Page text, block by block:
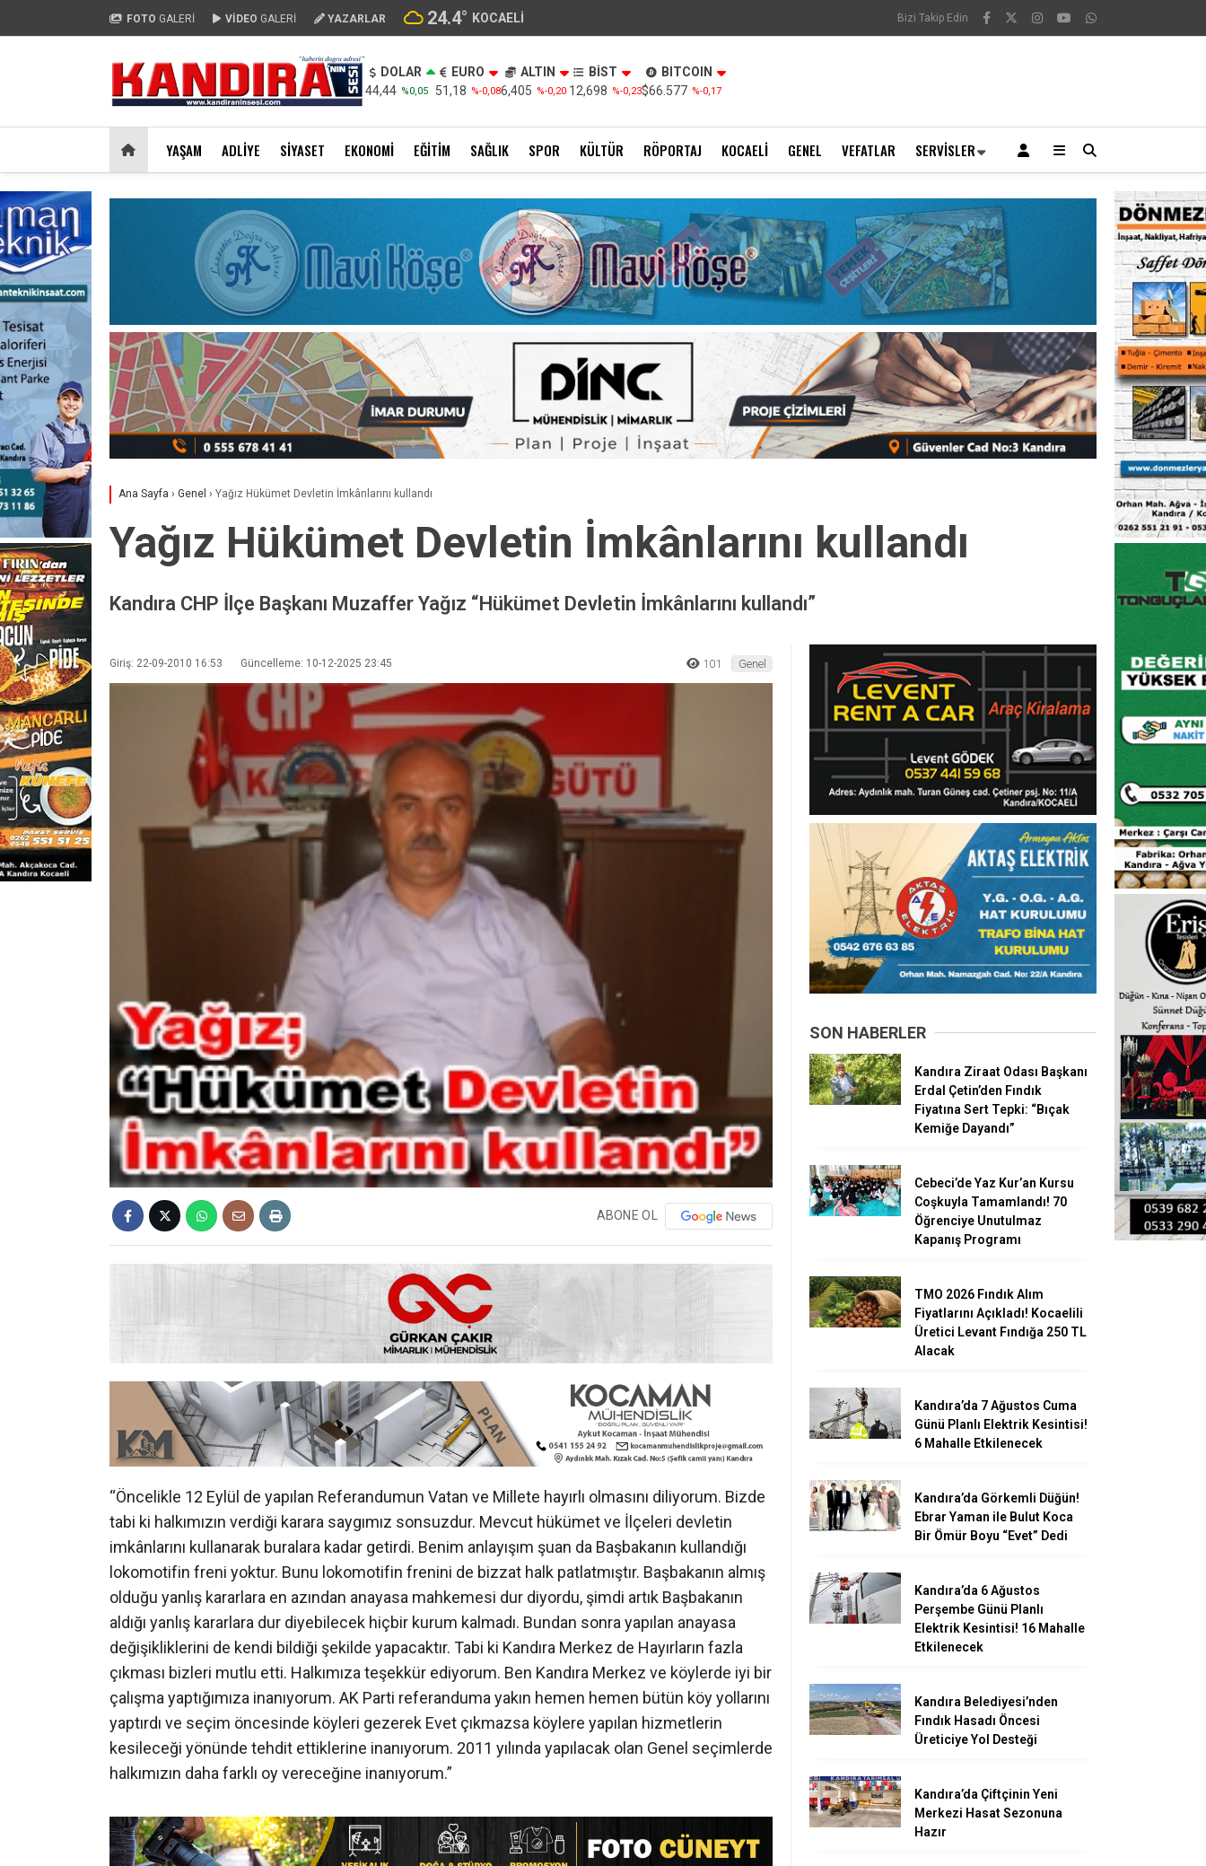
FOTO GALERİ VİDEO GALERİ YAZARLAR 24.4° KOCAELI Bizi Takip Edin
DOLAR
44,44 %0,05
EURO
51,18 %-0,08
ALTIN
6,405 %-0,20
BİST
12,698 %-0,23
BITCOIN
$66.577 %-0,17
YAŞAM ADLIYE SIYASET EKONOMI EĞITIM SAĞLIK SPOR KÜLTÜR RÖPORTAJ KOCAELI GENEL VEFATLAR SERVISLER
Ana Sayfa › Genel › Yağız Hükümet Devletin İmkânlarını kullandı
Yağız Hükümet Devletin İmkânlarını kullandı
Kandıra CHP İlçe Başkanı Muzaffer Yağız “Hükümet Devletin İmkânlarını kullandı”
Giriş: 22-09-2010 16:53 Güncelleme: 10-12-2025 23:45 101 Genel
ABONE OL
“Öncelikle 12 Eylül de yapılan Referandumun Vatan ve Millete hayırlı olmasını diliyorum. Bizde
tabi ki halkımızın verdiği karara saygımız sonsuzdur. Mevcut hükümet ve İlçeleri devletin
imkânlarını kullanarak buralara kadar getirdi. Benim anlayışım şuan da Başbakanın kullandığı
lokomotifin freni yoktur. Bunu lokomotifin frenini de bizzat halk patlatmıştır. Başbakanın almış
olduğu yanlış kararlara en azından anayasa mahkemesi dur diyordu, şimdi artık Başbakanın
aldığı yanlış kararlara dur diyebilecek hiçbir kurum kalmadı. Bundan sonra yapılan anayasa
değişikliklerini de kendi bildiği şekilde yapacaktır. Tabi ki Kandıra Merkez de Hayırların fazla
çıkması bizleri mutlu etti. Halkımıza teşekkür ediyorum. Ben Kandıra Merkez ve köylerde iyi bir
çalışma yaptığımıza inanıyorum. AK Parti referanduma yakın hemen hemen bütün köy yollarını
yaptırdı ve seçim öncesinde köyleri gezerek Evet çıkmazsa köylere yapılan hizmetlerin
kesileceği yönünde tehdit ettiklerine inanıyorum. 2011 yılında yapılacak olan Genel seçimlerde
halkımızın daha farklı oy vereceğine inanıyorum.”
SON HABERLER
Kandıra Ziraat Odası Başkanı
Erdal Çetin’den Fındık
Fiyatına Sert Tepki: “Bıçak
Kemiğe Dayandı”
Cebeci’de Yaz Kur’an Kursu
Coşkuyla Tamamlandı! 70
Öğrenciye Unutulmaz
Kapanış Programı
TMO 2026 Fındık Alım
Fiyatlarını Açıkladı! Kocaelili
Üretici Levant Fındığa 250 TL
Alacak
Kandıra’da 7 Ağustos Cuma
Günü Planlı Elektrik Kesintisi!
6 Mahalle Etkilenecek
Kandıra’da Görkemli Düğün!
Ebrar Yaman ile Bulut Koca
Bir Ömür Boyu “Evet” Dedi
Kandıra’da 6 Ağustos
Perşembe Günü Planlı
Elektrik Kesintisi! 16 Mahalle
Etkilenecek
Kandıra Belediyesi’nden
Fındık Hasadı Öncesi
Üreticiye Yol Desteği
Kandıra’da Çiftçinin Yeni
Merkezi Hasat Sezonuna
Hazır